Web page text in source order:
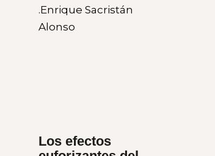
Los efectos